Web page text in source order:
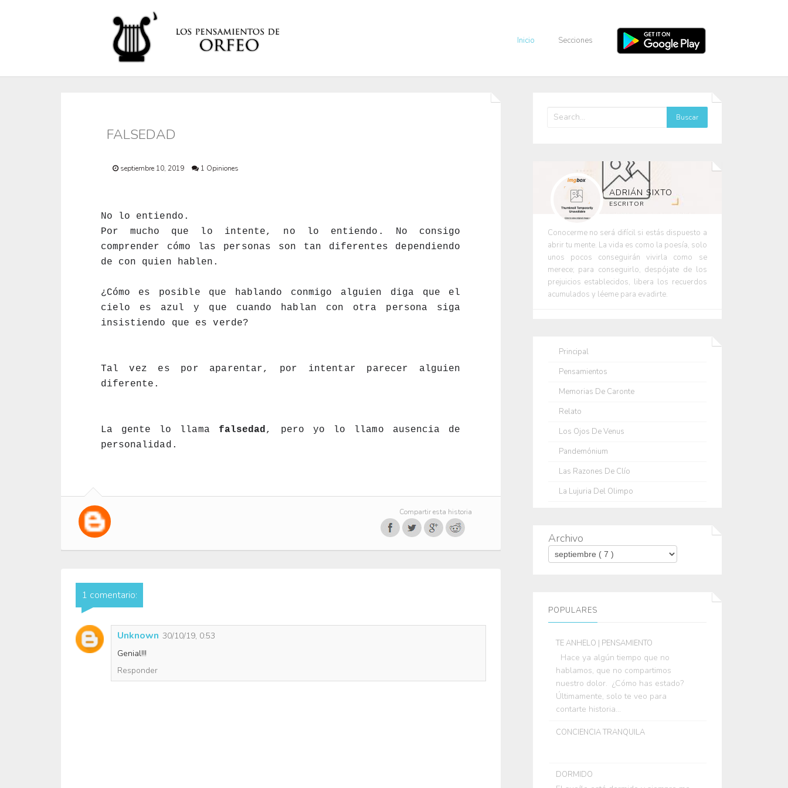
Inicio Secciones
FALSEDAD
septiembre 10, 2019 1 Opiniones
No lo entiendo.
Por mucho que lo intente, no lo entiendo. No consigo
comprender cómo las personas son tan diferentes dependiendo
de con quien hablen.
¿Cómo es posible que hablando conmigo alguien diga que el
cielo es azul y que cuando hablan con otra persona siga
insistiendo que es verde?
Tal vez es por aparentar, por intentar parecer alguien
diferente.
La gente lo llama falsedad, pero yo lo llamo ausencia de
personalidad.
Compartir esta historia
1 comentario:
Unknown 30/10/19, 0:53
Genial!!!
Responder
ADRIÁN SIXTO
ESCRITOR
Conocerme no será difícil si estás dispuesto a
abrir tu mente. La vida es como la poesía, solo
unos pocos conseguirán vivirla como se
merece; para conseguirlo, despójate de los
prejuicios establecidos, libera los recuerdos
acumulados y léeme para evadirte.
Principal
Pensamientos
Memorias De Caronte
Relato
Los Ojos De Venus
Pandemónium
Las Razones De Clío
La Lujuria Del Olimpo
Archivo
POPULARES
TE ANHELO | PENSAMIENTO
Hace ya algún tiempo que no
hablamos, que no compartimos
nuestro dolor. ¿Cómo has estado?
Últimamente, solo te veo para
contarte historia...
CONCIENCIA TRANQUILA
DORMIDO